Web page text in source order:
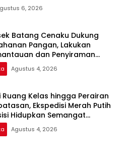
6, 2026
Batang Cenaku Dukung
Pangan, Lakukan
dan Penyiraman
Jagung Pipil di Desa Aur
Agustus 4, 2026
Ruang Kelas hingga Perairan
Ekspedisi Merah Putih
Hidupkan Semangat
di Dumai
Agustus 4, 2026